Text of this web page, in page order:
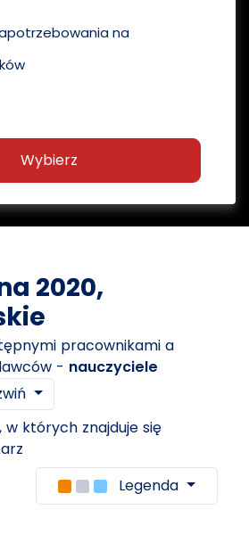
na
Wybierz
2020,
pracownikami a
- nauczyciele
w których znajduje się
Legenda